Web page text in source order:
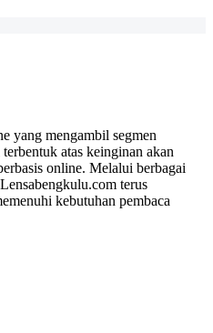
yang mengambil segmen
atas keinginan akan
online. Melalui berbagai
terus
kebutuhan pembaca